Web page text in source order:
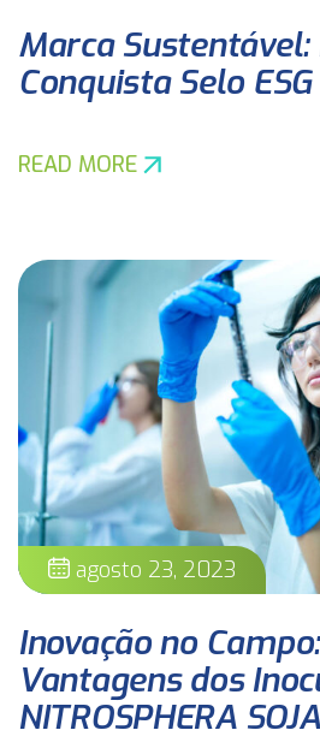
Marca Sustentável:
Conquista Selo
READ MORE
agosto 23, 2023
Inovação no
Vantagens dos
NITROSPHERA SOJA